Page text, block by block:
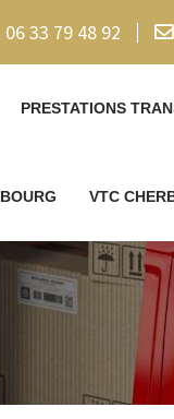
06 33 79 48 92
PRESTATIONS
VTC